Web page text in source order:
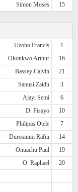
Simon Moses
15
Uzoho Francis
1
Okonkwo Arthur
16
Bassey Calvin
21
Sanusi Zaidu
3
Ajayi Semi
6
D. Fisayo
10
Philipas Otele
7
Durosinmi Rafiu
14
Onuachu Paul
19
O. Raphael
20